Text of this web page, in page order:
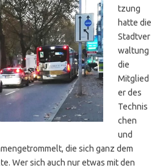
tzung
hatte die
Stadtver
waltung
die
Mitglied
er des
Technis
chen
und
die sich ganz dem
Wer sich auch nur etwas mit den